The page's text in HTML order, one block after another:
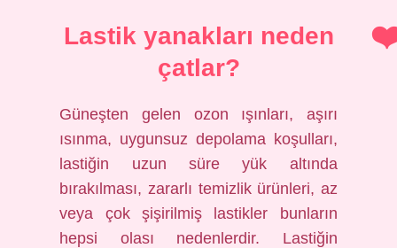
Lastik yanakları neden
çatlar?
Güneşten gelen ozon ışınları, aşırı
ısınma, uygunsuz depolama koşulları,
lastiğin uzun süre yük altında
bırakılması, zararlı temizlik ürünleri, az
veya çok şişirilmiş lastikler bunların
hepsi olası nedenlerdir. Lastiğin